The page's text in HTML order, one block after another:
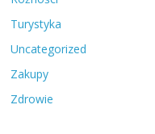
Turystyka
Uncategorized
Zakupy
Zdrowie